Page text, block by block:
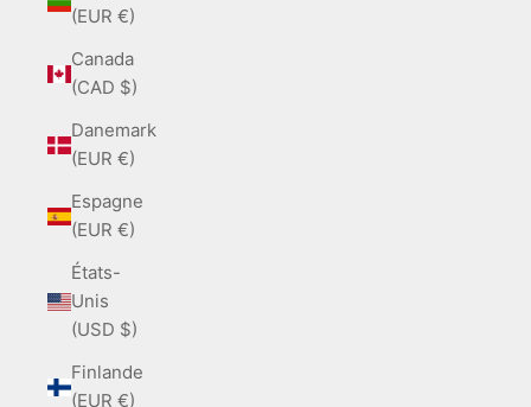
(EUR €)
Canada
(CAD $)
Danemark
(EUR €)
Espagne
(EUR €)
États-
Unis
(USD $)
Finlande
(EUR €)